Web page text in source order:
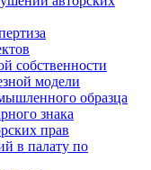
собственности
модели
образца
знака
прав
в палату по